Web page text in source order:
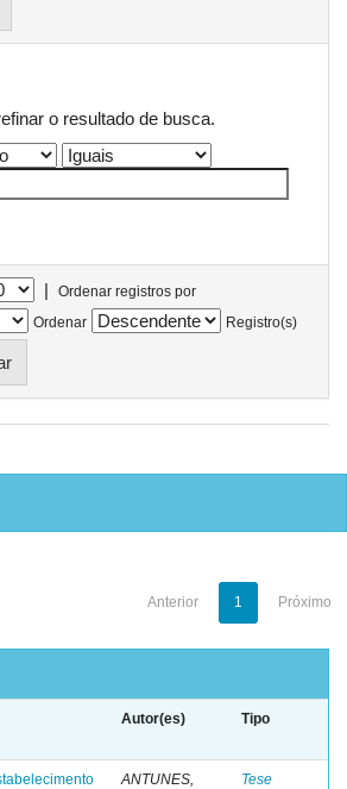
o resultado de busca.
|
Ordenar registros por
Ordenar
Registro(s)
Anterior 1 Próximo
Autor(es) Tipo
ANTUNES,
Tese